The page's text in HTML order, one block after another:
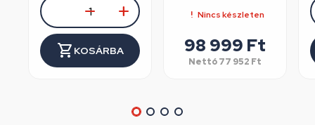
KOSÁRBA
Nincs készleten
98 999 Ft
Nettó77 952 Ft